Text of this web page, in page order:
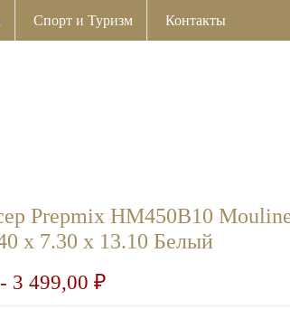
Спорт и Туризм Контакты
Prepmix HM450B10
x 7.30 x 13.10 Белый
3 499,00₽